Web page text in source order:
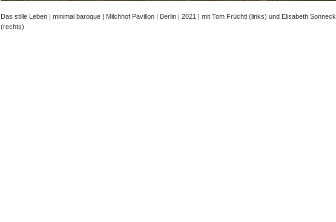
Das stille Leben | minimal baroque | Milchhof Pavillon | Berlin | 2021 | mit Tom Früchtl (links) und Elisabeth Sonneck
(rechts)